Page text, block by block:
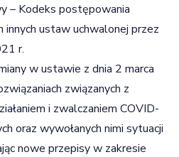
– Kodeks postępowania
ustaw uchwalonej przez
r.
w ustawie z dnia 2 marca
związanych z
i zwalczaniem COVID-
oraz wywołanych nimi sytuacji
nowe przepisy w zakresie